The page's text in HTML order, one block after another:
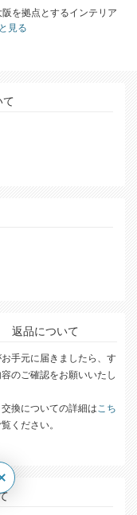
を拠点とするインテリア
見る
て
返品について
手元に届きましたら、す
容のご確認をお願いいたし
換についての詳細は こち
ください。